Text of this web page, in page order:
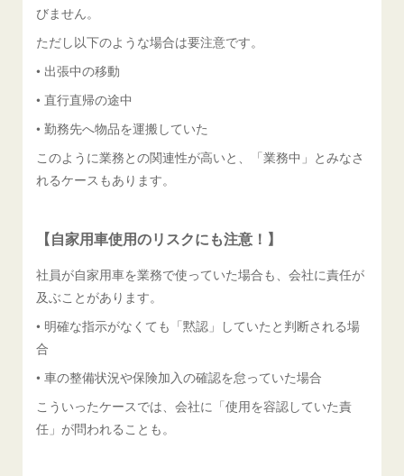
びません。
ただし以下のような場合は要注意です。
• 出張中の移動
• 直行直帰の途中
• 勤務先へ物品を運搬していた
このように業務との関連性が高いと、「業務中」とみなさ
れるケースもあります。
【自家用車使用のリスクにも注意！】
社員が自家用車を業務で使っていた場合も、会社に責任が
及ぶことがあります。
• 明確な指示がなくても「黙認」していたと判断される場
合
• 車の整備状況や保険加入の確認を怠っていた場合
こういったケースでは、会社に「使用を容認していた責
任」が問われることも。